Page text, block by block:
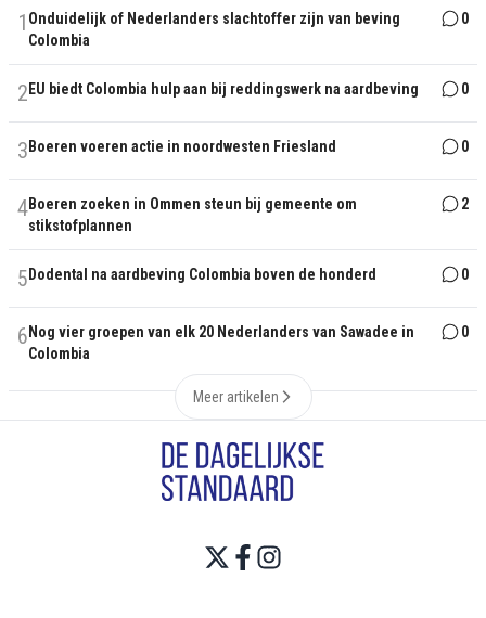
1 Onduidelijk of Nederlanders slachtoffer zijn van beving
Colombia
0
2 EU biedt Colombia hulp aan bij reddingswerk na aardbeving 0
3 Boeren voeren actie in noordwesten Friesland 0
4Boeren zoeken in Ommen steun bij gemeente om
stikstofplannen
2
5 Dodental na aardbeving Colombia boven de honderd 0
6 Nog vier groepen van elk 20 Nederlanders van Sawadee in
Colombia
0
Meer artikelen